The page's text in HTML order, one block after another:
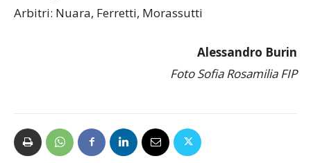
Arbitri: Nuara, Ferretti, Morassutti
Alessandro Burin
Foto Sofia Rosamilia FIP